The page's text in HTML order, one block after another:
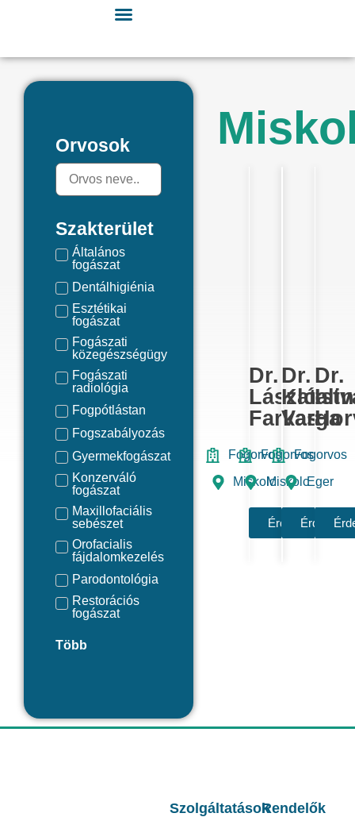
Orvosok
Szakterület
Általános
fogászat
Dentálhigiénia
Esztétikai
fogászat
Fogászati
közegészségügy
Fogászati
radiológia
Fogpótlástan
Fogszabályozás
Gyermekfogászat
Konzerváló
fogászat
Maxillofaciális
sebészet
Orofacialis
fájdalomkezelés
Parodontológia
Restorációs
fogászat
Több
Dr.
László
Farkas
Fogorvos
Miskolc
Érdekel
Dr.
Katalin
Varga
Fogorvos
Miskolc
Érdekel
Dr.
Fogorvos
Eger
SzolgáltatásokRendelők